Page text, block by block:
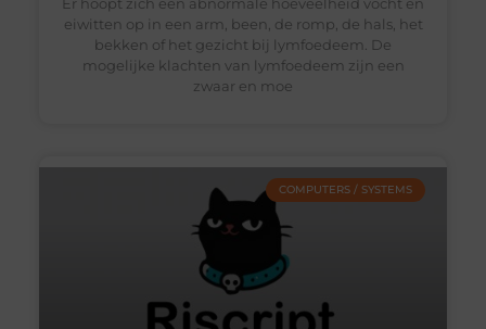
eiwitten op in een arm, been, de romp, de hals, het
bekken of het gezicht bij lymfoedeem. De
mogelijke klachten van lymfoedeem zijn een
zwaar en moe
COMPUTERS / SYSTEMS